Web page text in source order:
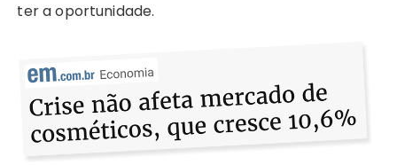
ter a oportunidade.